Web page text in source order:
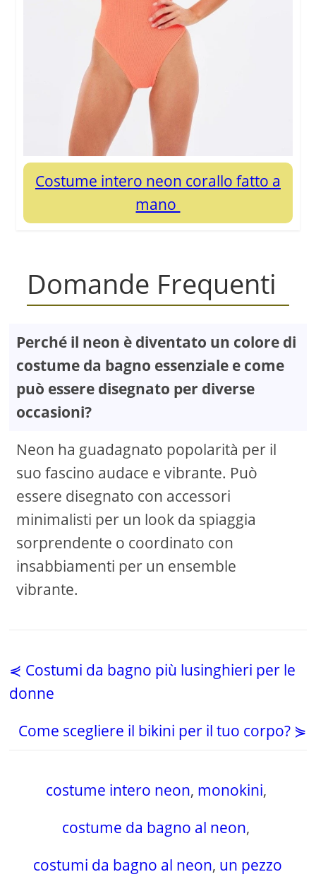
Costume intero neon corallo fatto a
mano
Domande Frequenti
Perché il neon è diventato un colore di
costume da bagno essenziale e come
può essere disegnato per diverse
occasioni?
Neon ha guadagnato popolarità per il
suo fascino audace e vibrante. Può
essere disegnato con accessori
minimalisti per un look da spiaggia
sorprendente o coordinato con
insabbiamenti per un ensemble
vibrante.
⋞ Costumi da bagno più lusinghieri per le
donne
Come scegliere il bikini per il tuo corpo? ⋟
costume intero neon, monokini,
costume da bagno al neon,
costumi da bagno al neon, un pezzo